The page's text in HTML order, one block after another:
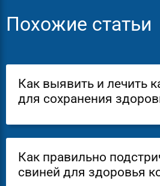
Похожие статьи
Как выявить и лечить
для сохранения
Как правильно
свиней для здоровья